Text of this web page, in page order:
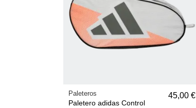
Paleteros
Paletero adidas Control
45,00 €